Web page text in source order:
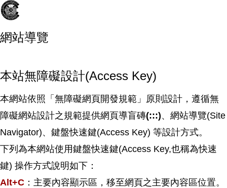
網站導覽
本站無障礙設計(Access Key)
本網站依照「無障礙網頁開發規範」原則設計，遵循無
障礙網站設計之規範提供網頁導盲磚(:::)、網站導覽(Site
Navigator)、鍵盤快速鍵(Access Key) 等設計方式。
下列為本網站使用鍵盤快速鍵(Access Key,也稱為快速
鍵) 操作方式說明如下：
Alt+C ：主要內容顯示區，移至網頁之主要內容區位置。